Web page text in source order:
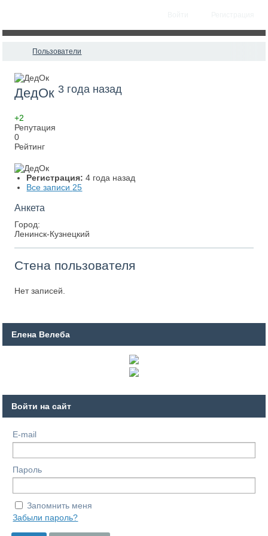
Пользователи
ДедОк 3 года назад
+2
Репутация
0
Рейтинг
Регистрация: 4 года назад
Все записи25
Анкета
Город:
Ленинск-Кузнецкий
Стена пользователя
Нет записей.
Елена Велеба
Войти на сайт
E-mail
Пароль
Запомнить меня
Забыли пароль?